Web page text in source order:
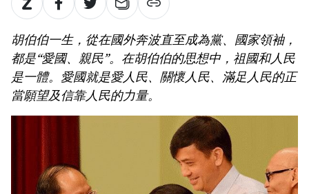
胡伯伯一生，從在國外奔波直至成為黨、國家領袖，
都是“愛國、親民”。在胡伯伯的思想中，祖國和人民
是一體。愛國就是愛人民、關懷人民、滿足人民的正
當願望及信靠人民的力量。